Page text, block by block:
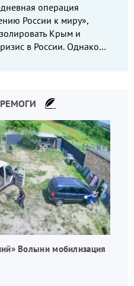
операция
России к миру»,
Крым и
в России. Однако
Волыни мобилизация